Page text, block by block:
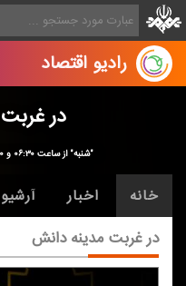
رادیو اقتصاد
در
"شنبه" از ساعت ۰۶:۳۰ و ۱۱:۰۰ و ۱۹:۰۰ به مدت ۶۰ و ۸۵ دقیقه
خانه اخبار آرشیو
در غربت مدینه دانش